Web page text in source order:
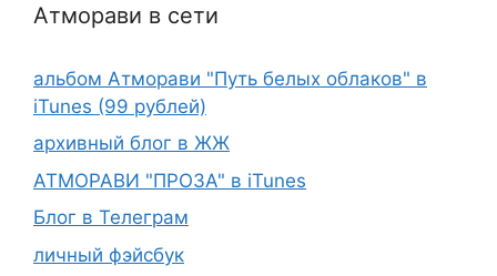
Атморави в сети
альбом Атморави "Путь белых облаков" в
iTunes (99 рублей)
архивный блог в ЖЖ
АТМОРАВИ "ПРОЗА" в iTunes
Блог в Телеграм
личный фэйсбук